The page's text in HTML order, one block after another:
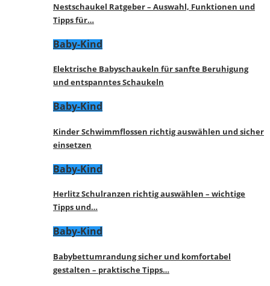
Nestschaukel Ratgeber – Auswahl, Funktionen und
Tipps für…
Baby-Kind
Elektrische Babyschaukeln für sanfte Beruhigung
und entspanntes Schaukeln
Baby-Kind
Kinder Schwimmflossen richtig auswählen und sicher
einsetzen
Baby-Kind
Herlitz Schulranzen richtig auswählen – wichtige
Tipps und…
Baby-Kind
Babybettumrandung sicher und komfortabel
gestalten – praktische Tipps…